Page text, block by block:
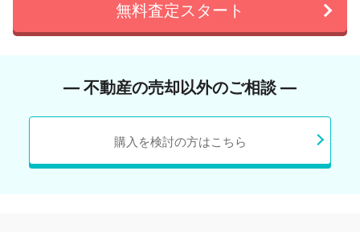
無料査定スタート
― 不動産の売却以外のご相談 ―
購入を検討の方はこちら